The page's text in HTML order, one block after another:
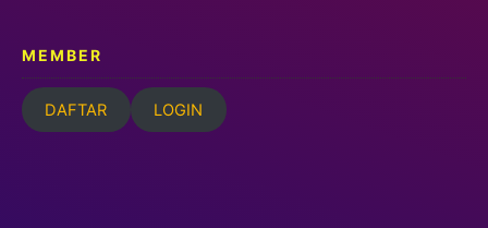
MEMBER
DAFTAR LOGIN